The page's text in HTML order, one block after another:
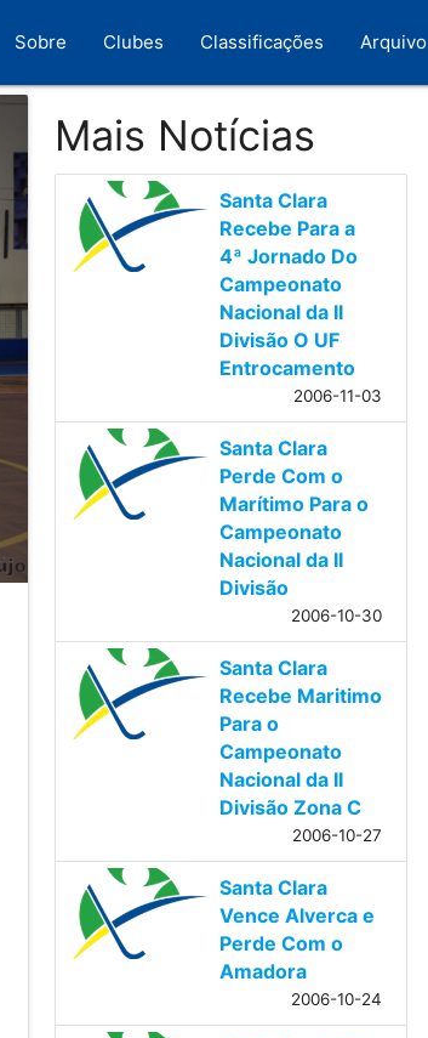
Sobre Clubes Classificações Arquivo
Mais Notícias
Santa Clara
Recebe Para a
4ª Jornado Do
Campeonato
Nacional da II
Divisão O UF
Entrocamento
2006-11-03
Santa Clara
Perde Com o
Marítimo Para o
Campeonato
Nacional da II
Divisão
2006-10-30
Santa Clara
Recebe Maritimo
Para o
Campeonato
Nacional da II
Divisão Zona C
2006-10-27
Santa Clara
Vence Alverca e
Perde Com o
Amadora
2006-10-24